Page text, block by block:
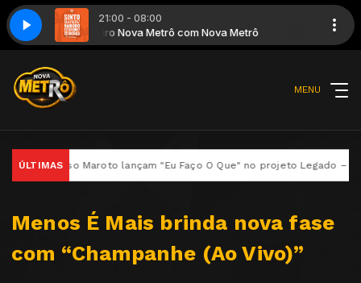
21:00 - 08:00
Giro Nova Metrô com Nova Metrô
DemaisDi Propósito - 2025 - Me Namora - Você Me Encantou
MENU
ÚLTIMAS
Maroto lançam "Eu Faço O Que" no projeto Legado – Só
Menos É Mais brinda nova fase
com “Champanhe (Ao Vivo)”